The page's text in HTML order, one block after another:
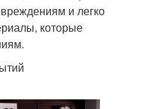
и легко
которые